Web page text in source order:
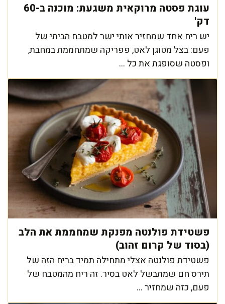
עוגת פסטה מרוקאית משגעת: מוכנה ב-60
דק'
יש ריח אחד שמחזיר אותי ישר למטבח הביתי של
פעם: בצל מטוגן לאט, פפריקה שמתחממת במחבת,
ופסטה שסופגת את כל ...
פשטידת פולנטה מפנקת שמחממת את הלב
(בסוד של קרום זהוב)
פשטידת פולנטה אצלי מתחילה תמיד בריח הזה של
תירס חם שמתבשל לאט בסיר. זה ריח מהמטבח של
פעם, כזה שמחזיר ...